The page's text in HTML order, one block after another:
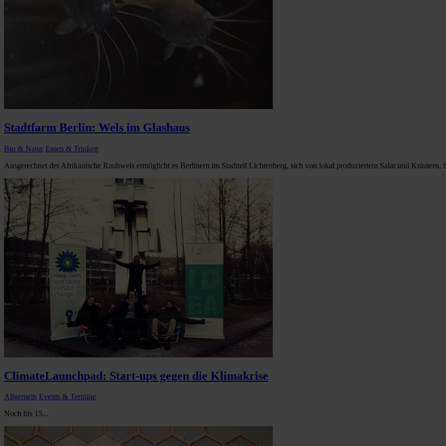
Stadtfarm Berlin: Wels im Glashaus
Bio & Natur Essen & Trinken
Ausgerechnet der Afrikanische Raubwels ermöglicht es Berlinern im Stadtteil Lichtenberg, sich von lokal produziertem Salat und Kräutern,
ClimateLaunchpad: Start-ups gegen die Klimakrise
Allgemein Events & Termine
Noch bis 15...